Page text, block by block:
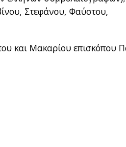
Στεφάνου, Φαύστου,
και Μακαρίου επισκόπου